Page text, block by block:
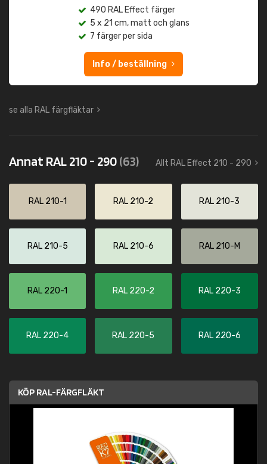
490 RAL Effect färger
5 x 21 cm, matt och glans
7 färger per sida
Info / beställning
se alla RAL färgfläktar
Annat RAL 210 - 290(63) Allt RAL Effect 210 - 290
RAL 210-1 RAL 210-2 RAL 210-3
RAL 210-5 RAL 210-6 RAL 210-M
RAL 220-1 RAL 220-2 RAL 220-3
RAL 220-4 RAL 220-5 RAL 220-6
KÖP RAL-FÄRGFLÄKT